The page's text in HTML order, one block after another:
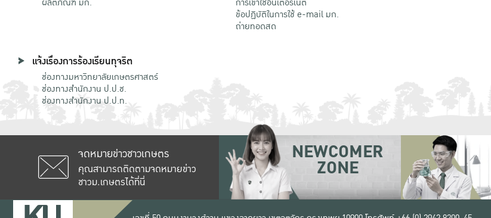
ข้อปฏิบัติในการใช้ e-mail มก.
ถ่ายทอดสด
แจ้งเรื่องการร้องเรียนทุจริต
ช่องทางมหาวิทยาลัยเกษตรศาสตร์
ช่องทางสำนักงาน ป.ป.ช.
ช่องทางสำนักงาน ป.ป.ท.
จดหมายข่าวชาวเกษตร
คุณสามารถติดตามจดหมายข่าว
ชาวม.เกษตรได้ที่นี่
NEWCOMER
ZONE